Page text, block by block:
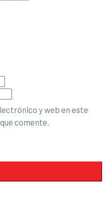
y web en este
comente.